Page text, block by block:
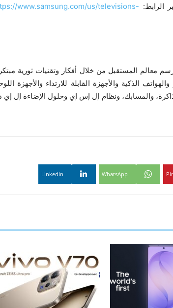
الرابط: www.samsung.com/us/televisions-
معالم المستقبل من خلال أفكار وتقنيات ثورية
الذكية والأجهزة القابلة للارتداء والأجهزة
والمسابك، ونظام إل إس إي وحلول الإضاءة إل إي
WhatsApp
Linkedin